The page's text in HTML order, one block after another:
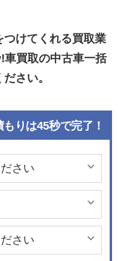
けてくれる買取業
買取の中古車一括
さい。
りは45秒で完了！